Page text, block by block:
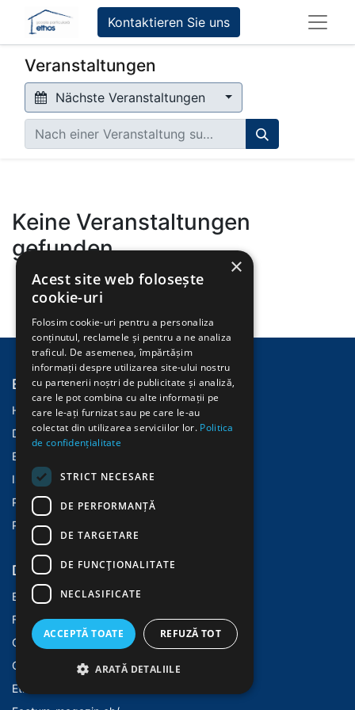
Kontaktieren Sie uns
Veranstaltungen
Nächste Veranstaltungen
Keine Veranstaltungen
gefunden.
Entdecken
Home
Despre Noi
Evenimente
Istoric
Politica Cookies
Politica Confidentialitate
Dienstleistungen
E-learning
Fundatiaethos.ro
Casaehtos.ro
Openehands.ch
Ethos.ch
×
Acest site web folosește
cookie-uri
Folosim cookie-uri pentru a personaliza
conținutul, reclamele și pentru a ne analiza
traficul. De asemenea, împărtășim
informații despre utilizarea site-ului nostru
cu partenerii noștri de publicitate și analiză,
care le pot combina cu alte informații pe
care le-ați furnizat sau pe care le-au
colectat din utilizarea serviciilor lor. Politica
de confidențialitate
STRICT NECESARE
DE PERFORMANȚĂ
DE TARGETARE
DE FUNCŢIONALITATE
NECLASIFICATE
ACCEPTĂ TOATE REFUZĂ TOT
ARATĂ DETALIILE